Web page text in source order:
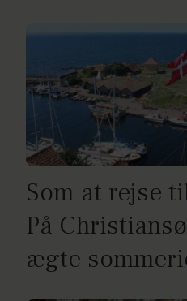
Som at rejse
På
ægte